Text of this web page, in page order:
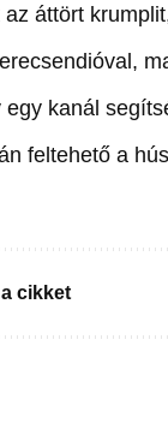
áttört
egy kanál
feltehető a
cikket